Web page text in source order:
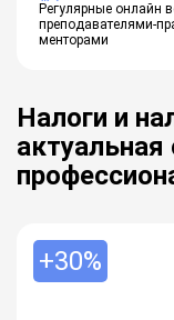
Регулярные онлайн
преподавателями-
менторами
Налоги и
+30%